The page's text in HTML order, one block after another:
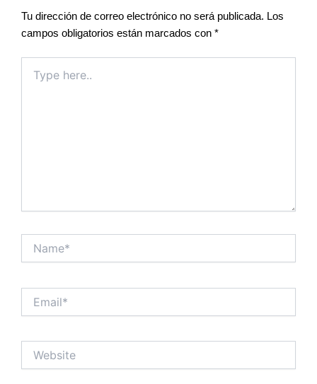
Tu dirección de correo electrónico no será publicada. Los
campos obligatorios están marcados con *
here..